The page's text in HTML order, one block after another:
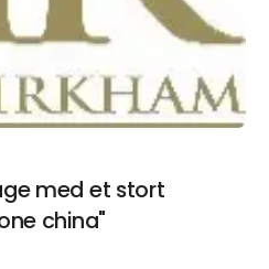
med et stort
china"